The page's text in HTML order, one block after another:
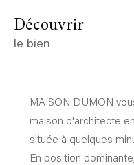
découvrir
le bien
MAISON DUMON
maison d'architecte
située à quelques
En position